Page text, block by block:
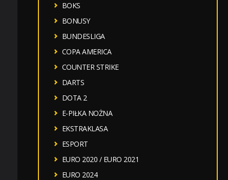
BOKS
BONUSY
BUNDESLIGA
COPA AMERICA
COUNTER STRIKE
DARTS
DOTA 2
E-PIŁKA NOŻNA
EKSTRAKLASA
ESPORT
EURO 2020 / EURO 2021
EURO 2024